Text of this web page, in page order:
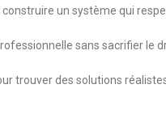
construire un système qui
sans sacrifier le
trouver des solutions